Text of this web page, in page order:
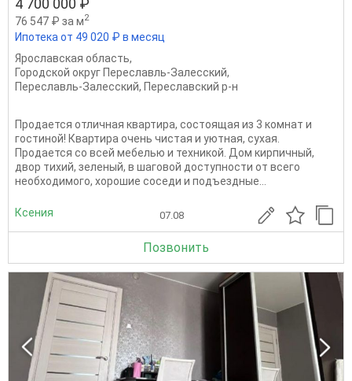
4 700 000 ₽
76 547 ₽ за м2
Ипотека от 49 020 ₽ в месяц
Ярославская область,
Городской округ Переславль-Залесский,
Переславль-Залесский, Переславский р-н
Продается отличная квартира, состоящая из 3 комнат и
гостиной! Квартира очень чистая и уютная, сухая.
Продается со всей мебелью и техникой. Дом кирпичный,
двор тихий, зеленый, в шаговой доступности от всего
необходимого, хорошие соседи и подъездные...
Ксения 07.08
Позвонить